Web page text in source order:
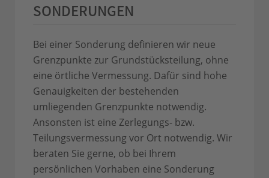
SONDERUNGEN
Bei einer Sonderung definieren wir neue
Grenzpunkte zur Grundstücksteilung, ohne
eine örtliche Vermessung. Dafür sind hohe
Genauigkeiten der bestehenden
umliegenden Grenzpunkte notwendig.
Ansonsten ist eine Zerlegungs- bzw.
Teilungsvermessung vor Ort notwendig. Wir
beraten Sie gerne, ob bei Ihrem
persönlichen Vorhaben eine Sonderung